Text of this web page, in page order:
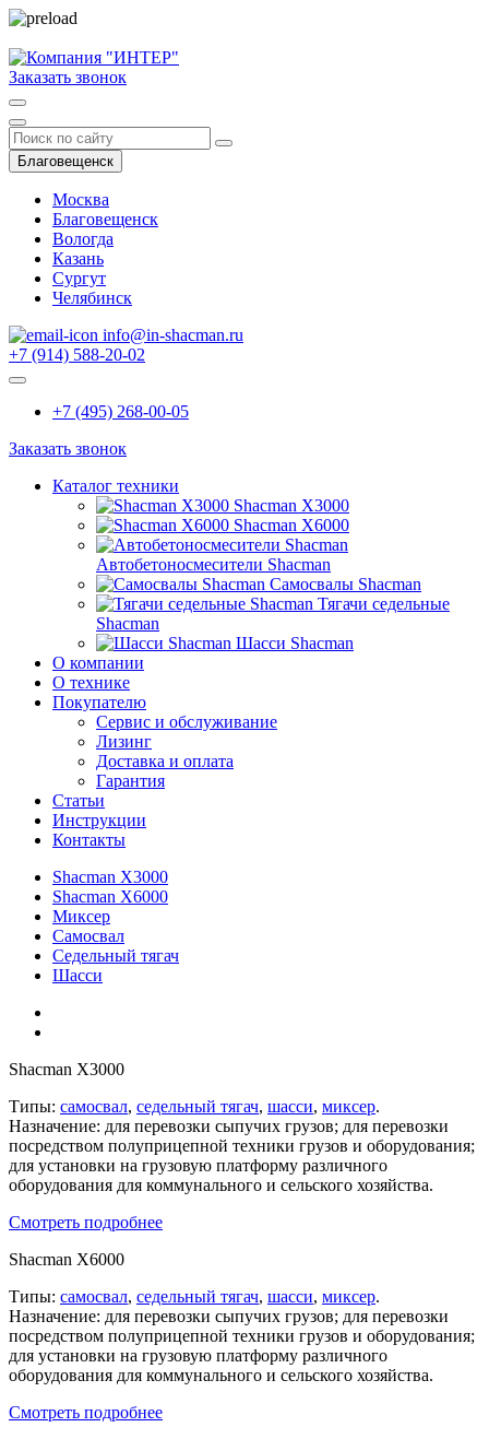
Заказать звонок
Благовещенск
Москва
Благовещенск
Вологда
Казань
Сургут
Челябинск
info@in-shacman.ru
+7 (914) 588-20-02
+7 (495) 268-00-05
Заказать звонок
Каталог техники
Shacman X3000
Shacman X6000
Автобетоносмесители Shacman
Самосвалы Shacman
Тягачи седельные
Shacman
Шасси Shacman
О компании
О технике
Покупателю
Сервис и обслуживание
Лизинг
Доставка и оплата
Гарантия
Статьи
Инструкции
Контакты
Shacman X3000
Shacman X6000
Миксер
Самосвал
Седельный тягач
Шасси
Shacman X3000
Типы: самосвал, седельный тягач, шасси, миксер.
Назначение: для перевозки сыпучих грузов; для перевозки
посредством полуприцепной техники грузов и оборудования;
для установки на грузовую платформу различного
оборудования для коммунального и сельского хозяйства.
Смотреть подробнее
Shacman X6000
Типы: самосвал, седельный тягач, шасси, миксер.
Назначение: для перевозки сыпучих грузов; для перевозки
посредством полуприцепной техники грузов и оборудования;
для установки на грузовую платформу различного
оборудования для коммунального и сельского хозяйства.
Смотреть подробнее